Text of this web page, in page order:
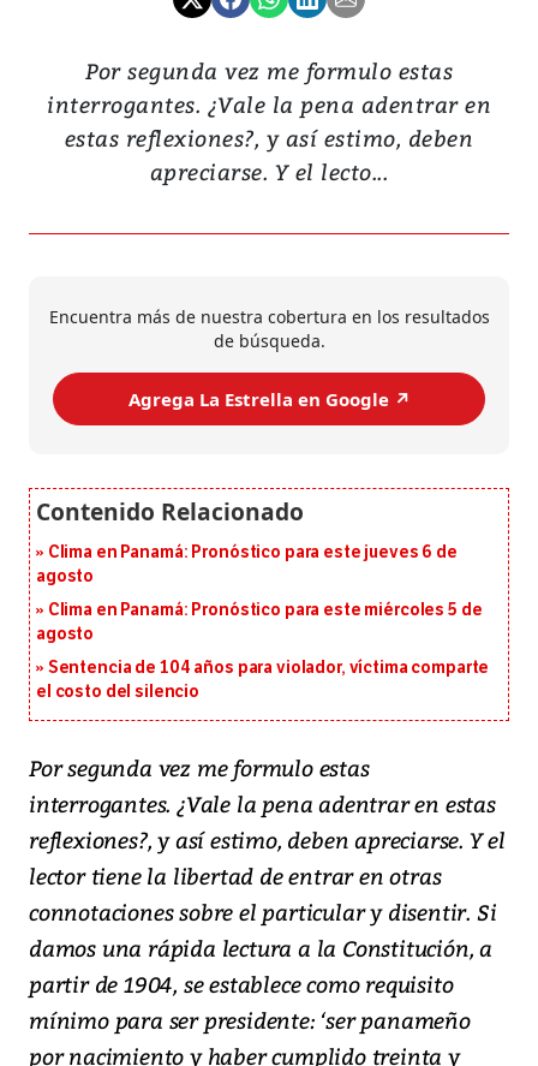
Por segunda vez me formulo estas
interrogantes. ¿Vale la pena adentrar en
estas reflexiones?, y así estimo, deben
apreciarse. Y el lecto...
Encuentra más de nuestra cobertura en los resultados
de búsqueda.
Agrega La Estrella en Google ↗️
Clima en Panamá: Pronóstico para este jueves 6 de
agosto
Clima en Panamá: Pronóstico para este miércoles 5 de
agosto
Sentencia de 104 años para violador, víctima comparte
el costo del silencio
Por segunda vez me formulo estas
interrogantes. ¿Vale la pena adentrar en estas
reflexiones?, y así estimo, deben apreciarse. Y el
lector tiene la libertad de entrar en otras
connotaciones sobre el particular y disentir. Si
damos una rápida lectura a la Constitución, a
partir de 1904, se establece como requisito
mínimo para ser presidente: ‘ser panameño
por nacimiento y haber cumplido treinta y